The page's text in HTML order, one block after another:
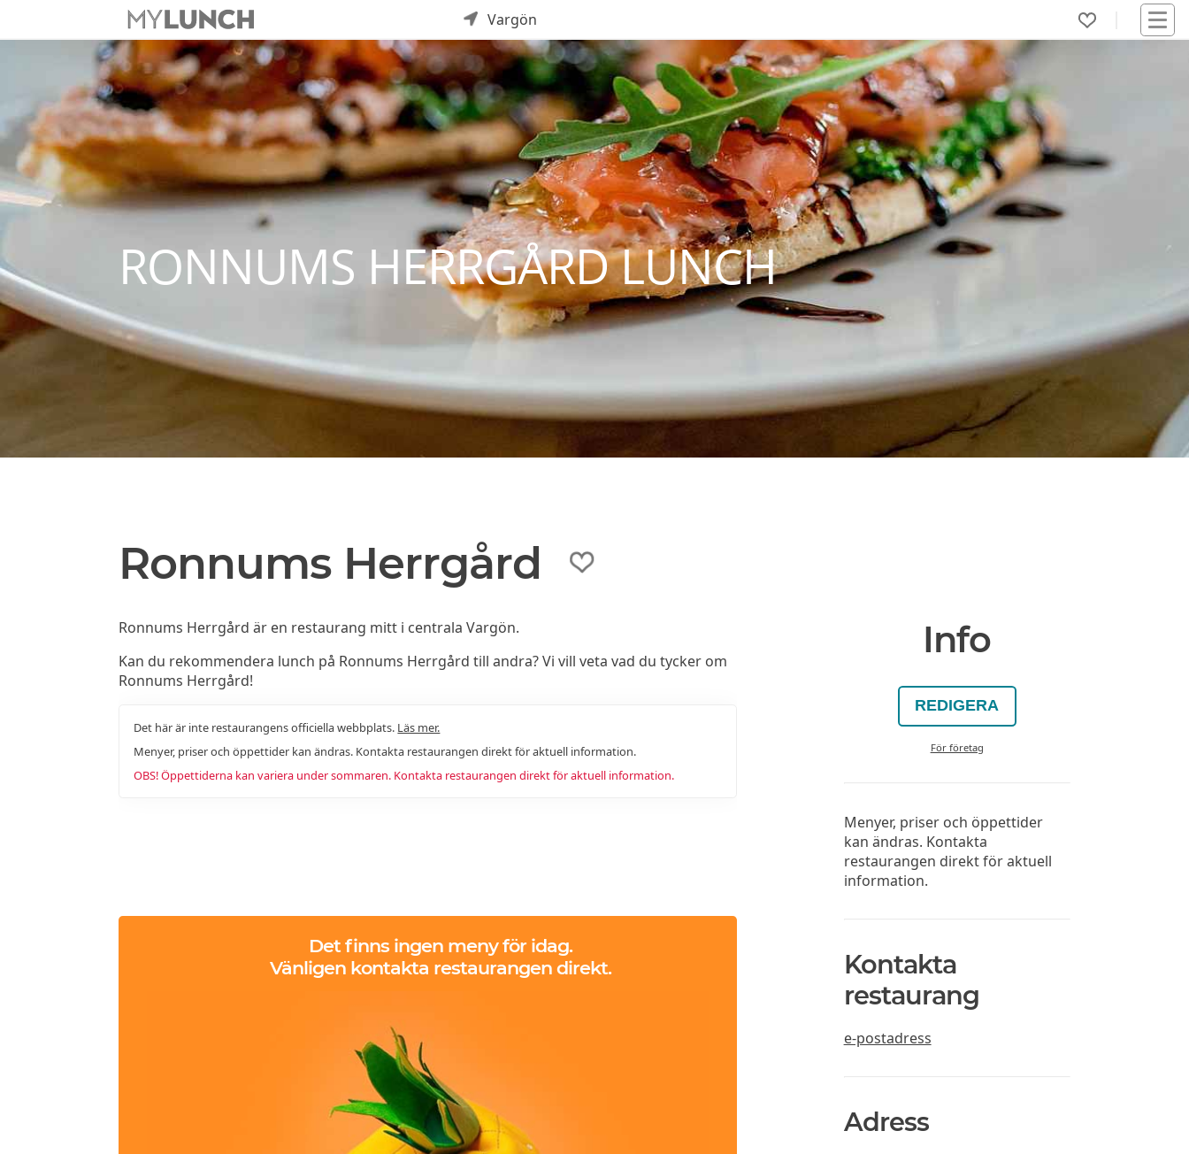
Vargön
RONNUMS HERRGÅRD LUNCH
Ronnums Herrgård
Ronnums Herrgård är en restaurang mitt i centrala Vargön.
Kan du rekommendera lunch på Ronnums Herrgård till andra? Vi vill veta vad du tycker om
Ronnums Herrgård!
Det här är inte restaurangens officiella webbplats. Läs mer.
Menyer, priser och öppettider kan ändras. Kontakta restaurangen direkt för aktuell information.
OBS! Öppettiderna kan variera under sommaren. Kontakta restaurangen direkt för aktuell information.
Det finns ingen meny för idag.
Vänligen kontakta restaurangen direkt.
Info
REDIGERA
För företag
Menyer, priser och öppettider
kan ändras. Kontakta
restaurangen direkt för aktuell
information.
Kontakta
restaurang
e-postadress
Adress